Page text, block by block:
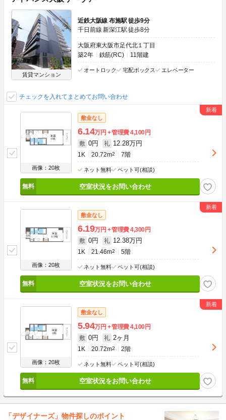
賃貸マンション
近鉄大阪線 布施駅 徒歩9分
千日前線 新深江駅 徒歩8分
大阪府東大阪市足代北１丁目
築2年
鉄筋(RC) 11階建
オートロック 宅配ボックス エレベーター
チェックを入れてまとめてお問い合わせ
画像：20枚
敷金なし
6.14万円 管理費4,100円
敷 0円 礼 12.28万円
1K 20.72m2 7階
ネット無料 ペット可(相談)
空室状況をお問い合わせ
画像：20枚
敷金なし
6.19万円 管理費4,300円
敷 0円 礼 12.38万円
1K 21.46m2 5階
ネット無料 ペット可(相談)
空室状況をお問い合わせ
画像：20枚
敷金なし
5.94万円 管理費4,100円
敷 0円 礼 2ヶ月
1K 20.72m2 2階
ネット無料 ペット可(相談)
空室状況をお問い合わせ
「デザイナーズ」物件探しのポイント